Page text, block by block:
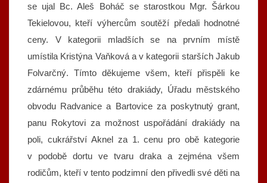
se ujal Bc. Aleš Boháč se starostkou Mgr. Šárkou
Tekielovou, kteří výhercům soutěží předali hodnotné
ceny. V kategorii mladších se na prvním místě
umístila Kristýna Vaňková a v kategorii starších Jakub
Folvarčný. Tímto děkujeme všem, kteří přispěli ke
zdárnému průběhu této drakiády, Úřadu městského
obvodu Radvanice a Bartovice za poskytnutý grant,
panu Rokytovi za možnost uspořádání drakiády na
poli, cukrářství Aknel za 1. cenu pro obě kategorie
v podobě dortu ve tvaru draka a zejména všem
rodičům, kteří v tento podzimní den přivedli své děti na